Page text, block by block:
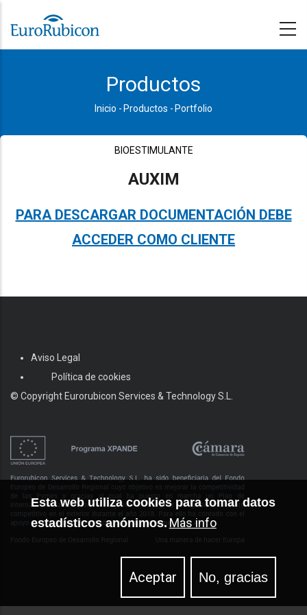
Productos
Sobrescribir
enlaces
ayuda
a
la
navegación
Inicio -Productos -Portfolio
BIOESTIMULANTE
AUXIM
PARA DESCARGAR DOCUMENTACIÓN DEBE
ACCEDER COMO CLIENTE
FooterAviso Legal
Política de cookies
© Copyright Eurorubicon Services & Technology S.L.
Esta web utiliza cookies para tomar datos
estadísticos anónimos. Más info
Aceptar No, gracias